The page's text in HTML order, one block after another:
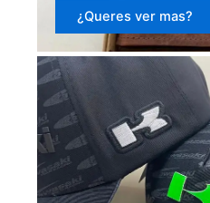
¿Queres ver mas?